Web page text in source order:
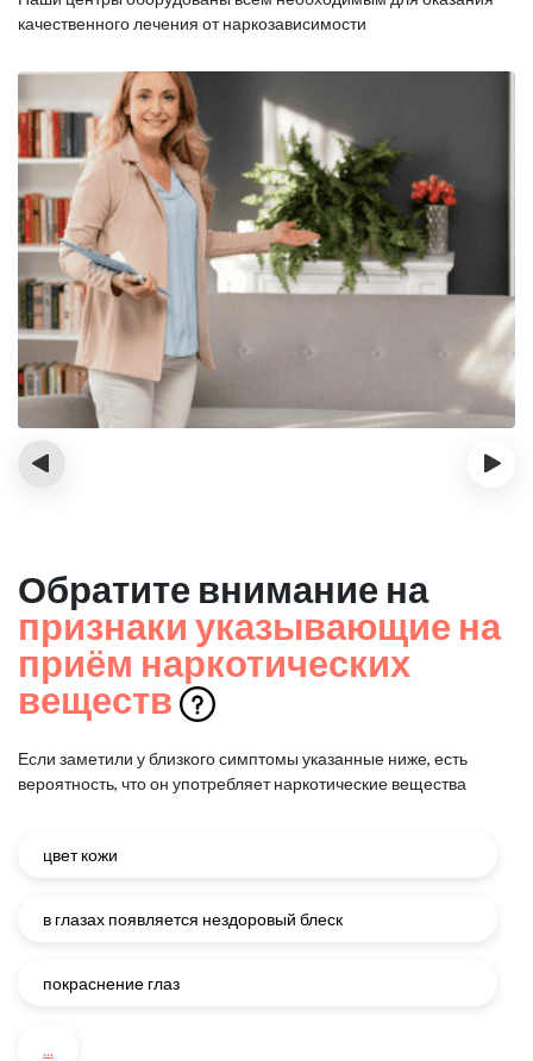
качественного лечения от наркозависимости
‹ ›
Обратите внимание на
признаки указывающие на
приём наркотических
веществ
Если заметили у близкого симптомы указанные ниже, есть
вероятность, что он употребляет наркотические вещества
цвет кожи
в глазах появляется нездоровый блеск
покраснение глаз
...